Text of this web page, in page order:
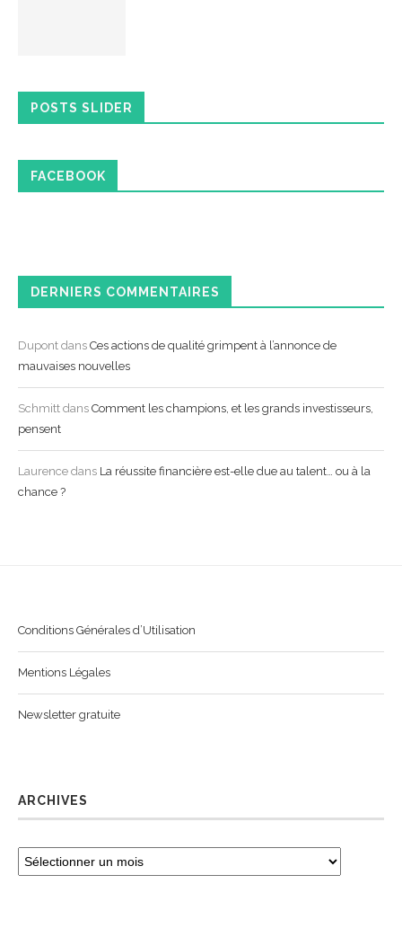
POSTS SLIDER
FACEBOOK
DERNIERS COMMENTAIRES
Dupont dans Ces actions de qualité grimpent à l’annonce de
mauvaises nouvelles
Schmitt dans Comment les champions, et les grands investisseurs,
pensent
Laurence dans La réussite financière est-elle due au talent… ou à la
chance ?
Conditions Générales d’Utilisation
Mentions Légales
Newsletter gratuite
ARCHIVES